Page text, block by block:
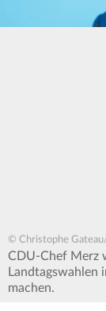
© Christophe
CDU-Chef Merz
Landtagswahlen
machen.